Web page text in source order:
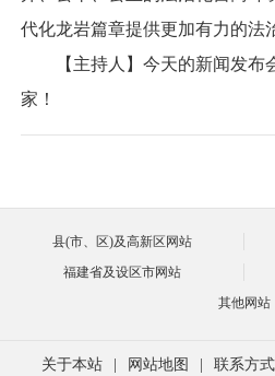
代化龙岩篇章提供更加有力的法
【主持人】今天的新闻发布
家！
县(市、区)及高新区网站
福建省及设区市网站
其他网站
关于本站 网站地图 联系方式